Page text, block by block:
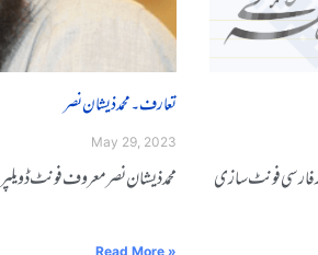
تعارف۔ محمد ذیشان نصر
May 29, 2023
محمد ذیشان نصر معروف فونٹ
Read More »
فارݣݣݣݣݣݣݣݣݣسی ݣݣݣݣفوݣݣݣݣݣݣنٹ سازݣݣی